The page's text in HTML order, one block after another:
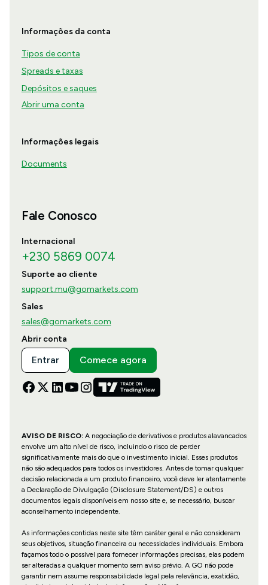
Informações da conta
Tipos de conta
Spreads e taxas
Depósitos e saques
Abrir uma conta
Informações legais
Documents
Fale Conosco
Internacional
+230 5869 0074
Suporte ao cliente
support.mu@gomarkets.com
Sales
sales@gomarkets.com
Abrir conta
Entrar Comece agora
AVISO DE RISCO:A negociação de derivativos e produtos alavancados
envolve um alto nível de risco, incluindo o risco de perder
significativamente mais do que o investimento inicial. Esses produtos
não são adequados para todos os investidores. Antes de tomar qualquer
decisão relacionada a um produto financeiro, você deve ler atentamente
a Declaração de Divulgação (Disclosure Statement/DS) e outros
documentos legais disponíveis em nosso site e, se necessário, buscar
aconselhamento independente.
As informações contidas neste site têm caráter geral e não consideram
seus objetivos, situação financeira ou necessidades individuais. Embora
façamos todo o possível para fornecer informações precisas, elas podem
ser alteradas a qualquer momento sem aviso prévio. A GO não pode
garantir nem assume responsabilidade legal pela relevância, exatidão,